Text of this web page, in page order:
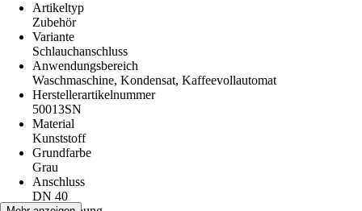
Artikeltyp
Zubehör
Variante
Schlauchanschluss
Anwendungsbereich
Waschmaschine, Kondensat, Kaffeevollautomat
Herstellerartikelnummer
50013SN
Material
Kunststoff
Grundfarbe
Grau
Anschluss
DN 40